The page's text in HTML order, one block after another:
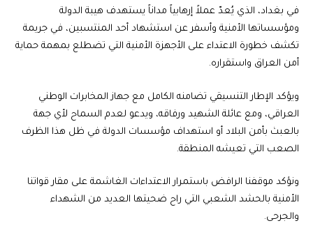
في بغداد، الذي يُعدّ عملاً إرهابياً مداناً يستهدف هيبة الدولة
ومؤسساتها الأمنية وأسفر عن استشهاد أحد المنتسبين، في جريمة
تكشف خطورة الاعتداء على الأجهزة الأمنية التي تضطلع بمهمة حماية
أمن العراق واستقراره.
ويؤكد الإطار التنسيقي تضامنه الكامل مع جهاز المخابرات الوطني
العراقي، ومع عائلة الشهيد ورفاقه، ويدعو لعدم السماح لأي جهة
بالعبث بأمن البلاد أو استهداف مؤسسات الدولة في ظل هذا الظرف
الصعب التي تعيشه المنطقة.
ونؤكد موقفنا الرافض باستمرار الاعتداءات الغاشمة على مقار قواتنا
الأمنية بالحشد الشعبي التي راح ضحيتها العديد من الشهداء
والجرحى.